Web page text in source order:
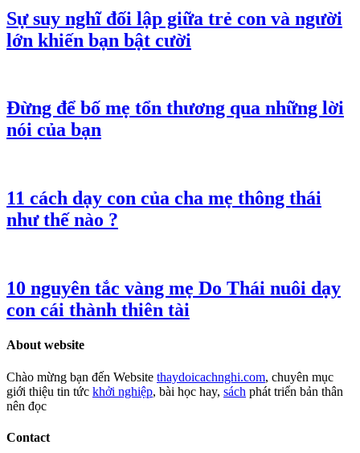
Sự suy nghĩ đối lập giữa trẻ con và người
lớn khiến bạn bật cười
Đừng để bố mẹ tổn thương qua những lời
nói của bạn
11 cách dạy con của cha mẹ thông thái
như thế nào ?
10 nguyên tắc vàng mẹ Do Thái nuôi dạy
con cái thành thiên tài
About website
Chào mừng bạn đến Website thaydoicachnghi.com, chuyên mục
giới thiệu tin tức khởi nghiệp, bài học hay, sách phát triển bản thân
nên đọc
Contact